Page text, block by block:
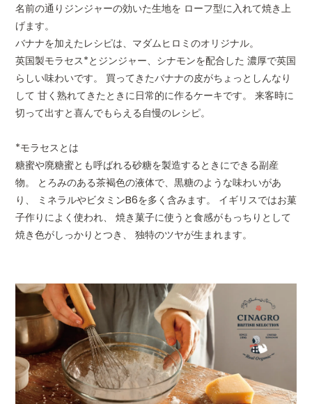
名前の通りジンジャーの効いた生地を ローフ型に入れて焼き上
げます。
バナナを加えたレシピは、マダムヒロミのオリジナル。
英国製モラセス*とジンジャー、シナモンを配合した 濃厚で英国
らしい味わいです。 買ってきたバナナの皮がちょっとしんなり
して 甘く熟れてきたときに日常的に作るケーキです。 来客時に
切って出すと喜んでもらえる自慢のレシピ。
*モラセスとは
糖蜜や廃糖蜜とも呼ばれる砂糖を製造するときにできる副産
物。 とろみのある茶褐色の液体で、黒糖のような味わいがあ
り、 ミネラルやビタミンB6を多く含みます。 イギリスではお菓
子作りによく使われ、 焼き菓子に使うと食感がもっちりとして
焼き色がしっかりとつき、 独特のツヤが生まれます。
保存方法
冷凍（-18℃以下）で保存し
お召し上がりください。
栄養成分表示
（1缶あたり）
エネルギー505Kcal／たん
質18.0g／炭水化物78.2g／
0.3g(推定値)
ギフト包装
○ギフトボックス￥350税
対応
○ラッピング袋￥150税込／